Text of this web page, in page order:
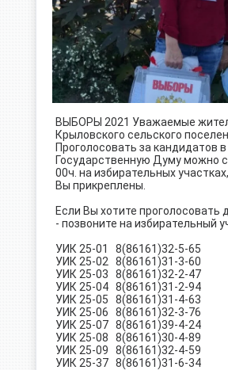
ВЫБОРЫ 2021 Уважаемые
Крыловского сельского
Проголосовать за кандидатов в
Государственную Думу можно
00ч. на избирательных
Вы прикреплены.
Если Вы хотите проголосовать
- позвоните на избирательный
УИК 25-01 8(86161)32-5-65
УИК 25-02 8(86161)31-3-60
УИК 25-03 8(86161)32-2-47
УИК 25-04 8(86161)31-2-94
УИК 25-05 8(86161)31-4-63
УИК 25-06 8(86161)32-3-76
УИК 25-07 8(86161)39-4-24
УИК 25-08 8(86161)30-4-89
УИК 25-09 8(86161)32-4-59
УИК 25-37 8(86161)31-6-34